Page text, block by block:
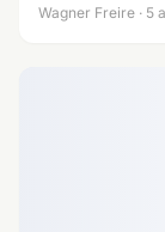
Wagner Freire · 5